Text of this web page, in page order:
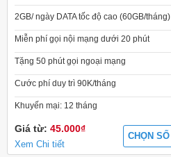
2GB/ ngày DATA tốc độ cao (60GB/tháng)
Miễn phí gọi nội mạng dưới 20 phút
Tặng 50 phút gọi ngoại mạng
Cước phí duy trì 90K/tháng
Khuyến mại: 12 tháng
Giá từ: 45.000₫
Xem Chi tiết
CHỌN SỐ